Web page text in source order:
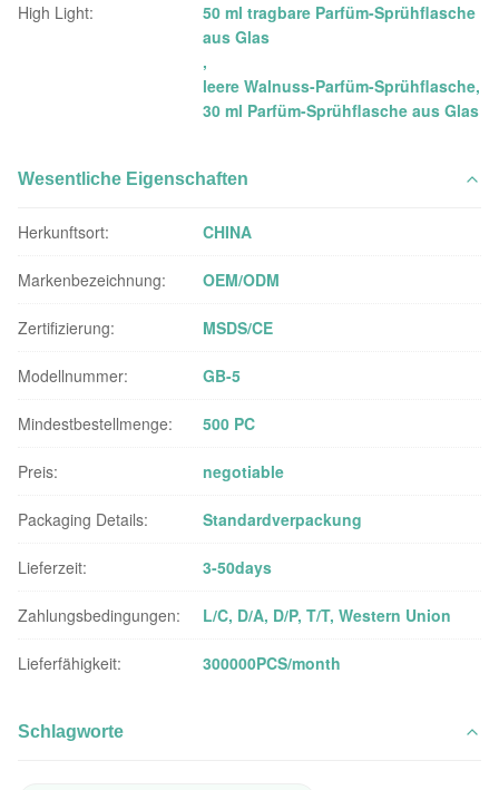
High Light:
50 ml tragbare Parfüm-Sprühflasche
aus Glas
,
leere Walnuss-Parfüm-Sprühflasche,
30 ml Parfüm-Sprühflasche aus Glas
Wesentliche Eigenschaften
Herkunftsort: CHINA
Markenbezeichnung: OEM/ODM
Zertifizierung: MSDS/CE
Modellnummer: GB-5
Mindestbestellmenge: 500 PC
Preis: negotiable
Packaging Details: Standardverpackung
Lieferzeit: 3-50days
Zahlungsbedingungen: L/C, D/A, D/P, T/T, Western Union
Lieferfähigkeit: 300000PCS/month
Schlagworte